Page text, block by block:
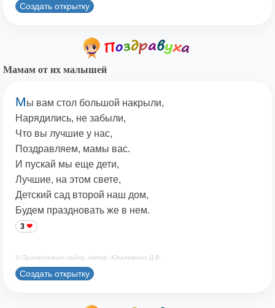
Создать открытку
Мамам от их малышей
Мы вам стол большой накрыли,
Нарядились, не забыли,
Что вы лучшие у нас,
Поздравляем, мамы вас.
И пускай мы еще дети,
Лучшие, на этом свете,
Детский сад второй наш дом,
Будем праздновать же в нем.
3
© Принадлежит сайту. Автор: Юкалевских Д.В.
Создать открытку